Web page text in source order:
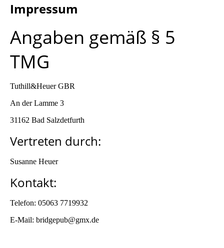
Impressum
Angaben gemäß § 5
TMG
Tuthill&Heuer GBR
An der Lamme 3
31162 Bad Salzdetfurth
Vertreten durch:
Susanne Heuer
Kontakt:
Telefon: 05063 7719932
E-Mail: bridgepub@gmx.de